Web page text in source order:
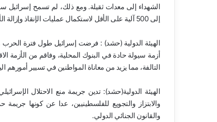
إلى 500 آلية على الأقل لاستكمال عمليات الإنقاذ وإزالة الأنقاض.
الهيئة الدولية (حشد) : فرضت إسرائيل طول فترة الحرب
أزمة سيولة حادة في البنوك المحلية، وفاقم من الأزمة
التالفة، مما يزيد من معاناة المواطنين في تسيير أمورهم
الهيئة الدولية(حشد): تدين جريمة منع الاحتلال
والابتزاز والتجويع للفلسطينيين، عدا عن كونها
والقانون الجنائي الدولي.